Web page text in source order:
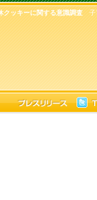
子
クッキーに関する意識調査